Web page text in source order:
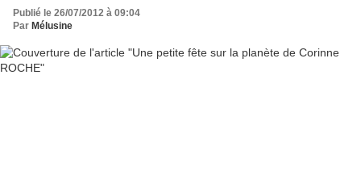
Publié le 26/07/2012 à 09:04
Par Mélusine